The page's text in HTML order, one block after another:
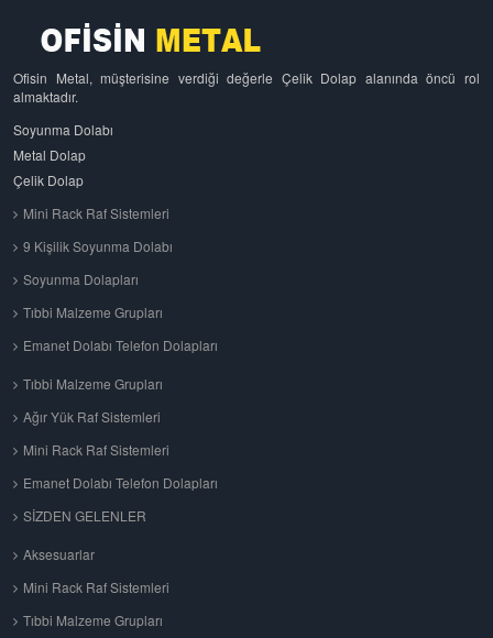
Ofisin Metal, müşterisine verdiği değerle Çelik Dolap alanında öncü rol
almaktadır.
Soyunma Dolabı
Metal Dolap
Çelik Dolap
Mini Rack Raf Sistemleri
9 Kişilik Soyunma Dolabı
Soyunma Dolapları
Tıbbi Malzeme Grupları
Emanet Dolabı Telefon Dolapları
Tıbbi Malzeme Grupları
Ağır Yük Raf Sistemleri
Mini Rack Raf Sistemleri
Emanet Dolabı Telefon Dolapları
SİZDEN GELENLER
Aksesuarlar
Mini Rack Raf Sistemleri
Tıbbi Malzeme Grupları